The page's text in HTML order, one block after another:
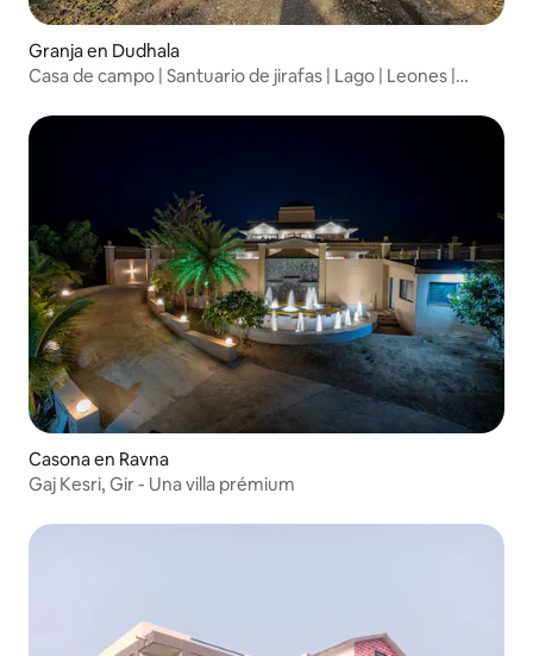
Granja en Dudhala
Casa de campo | Santuario de jirafas | Lago | Leones |
Casona en Ravna
Gaj Kesri, Gir - Una villa prémium